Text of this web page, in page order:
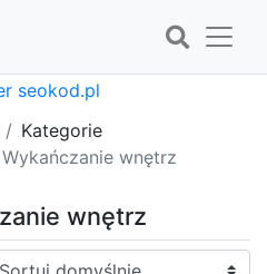
Kategorie
Wykańczanie wnętrz
wnętrz